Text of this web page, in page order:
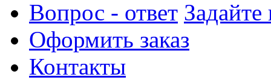
Вопрос - ответ
Оформить заказ
Контакты